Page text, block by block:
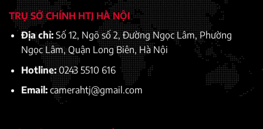
TRỤ SỞ CHÍNH HTJ HÀ NỘI
Địa chỉ:Số 12, Ngõ số 2, Đường Ngọc Lâm, Phường
Ngọc Lâm, Quận Long Biên, Hà Nội
Hotline:0243 5510 616
Email:camerahtj@gmail.com